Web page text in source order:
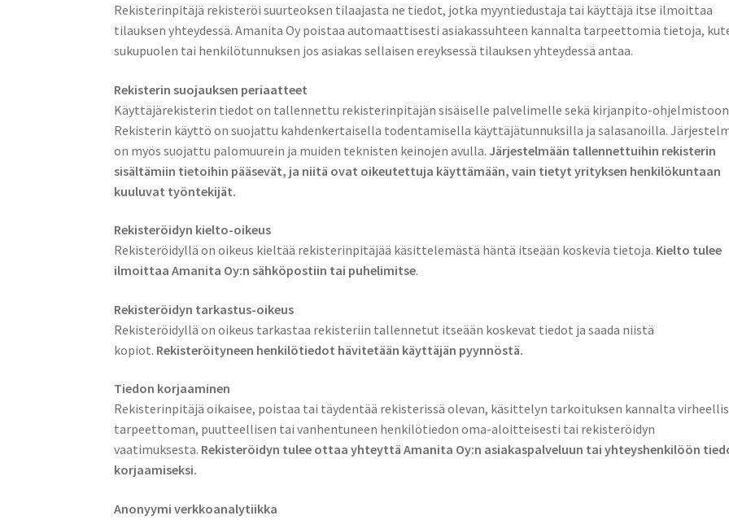
Rekisterinpitäjä rekisteröi suurteoksen tilaajasta ne tiedot, jotka myyntiedustaja tai käyttäjä itse ilmoittaa
tilauksen yhteydessä. Amanita Oy poistaa automaattisesti asiakassuhteen kannalta tarpeettomia tietoja,
sukupuolen tai henkilötunnuksen jos asiakas sellaisen ereyksessä tilauksen yhteydessä antaa.
Rekisterin suojauksen periaatteet
Käyttäjärekisterin tiedot on tallennettu rekisterinpitäjän sisäiselle palvelimelle sekä kirjanpito-
Rekisterin käyttö on suojattu kahdenkertaisella todentamisella käyttäjätunnuksilla ja salasanoilla.
on myös suojattu palomuurein ja muiden teknisten keinojen avulla. Järjestelmään tallennettuihin rekisterin
sisältämiin tietoihin pääsevät, ja niitä ovat oikeutettuja käyttämään, vain tietyt yrityksen henkilökuntaan
kuuluvat työntekijät.
Rekisteröidyn kielto-oikeus
Rekisteröidyllä on oikeus kieltää rekisterinpitäjää käsittelemästä häntä itseään koskevia tietoja. Kielto tulee
ilmoittaa Amanita Oy:n sähköpostiin tai puhelimitse.
Rekisteröidyn tarkastus-oikeus
Rekisteröidyllä on oikeus tarkastaa rekisteriin tallennetut itseään koskevat tiedot ja saada niistä
kopiot. Rekisteröityneen henkilötiedot hävitetään käyttäjän pyynnöstä.
Tiedon korjaaminen
Rekisterinpitäjä oikaisee, poistaa tai täydentää rekisterissä olevan, käsittelyn tarkoituksen kannalta
tarpeettoman, puutteellisen tai vanhentuneen henkilötiedon oma-aloitteisesti tai rekisteröidyn
vaatimuksesta. Rekisteröidyn tulee ottaa yhteyttä Amanita Oy:n asiakaspalveluun tai yhteyshenkilöön
korjaamiseksi.
Anonyymi verkkoanalytiikka